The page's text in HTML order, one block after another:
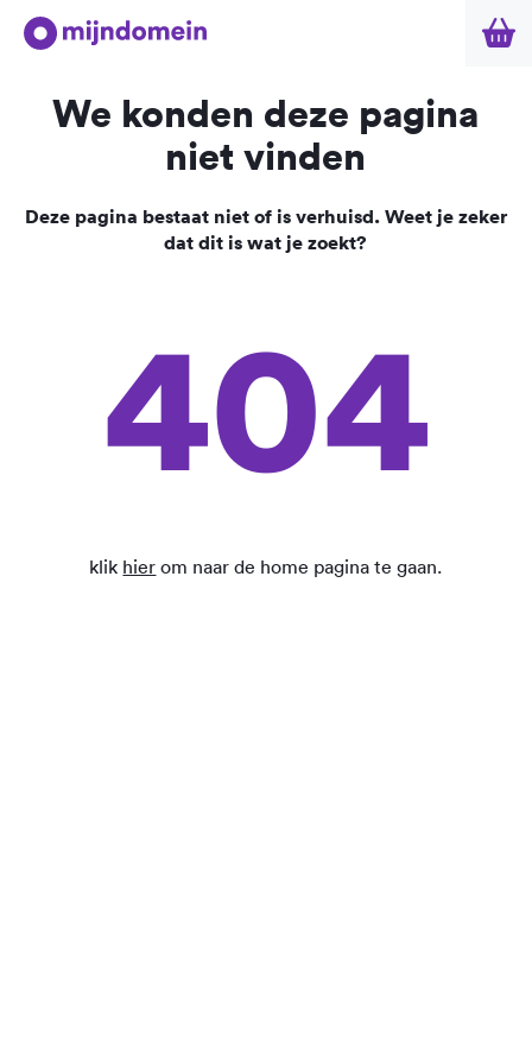
We konden deze pagina
niet vinden
Deze pagina bestaat niet of is verhuisd. Weet je zeker
dat dit is wat je zoekt?
404
klik hier om naar de home pagina te gaan.